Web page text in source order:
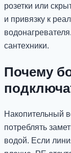
розетки или
и привязку к
сантехники.
Почему
Накопительный
потреблять
водой. Если